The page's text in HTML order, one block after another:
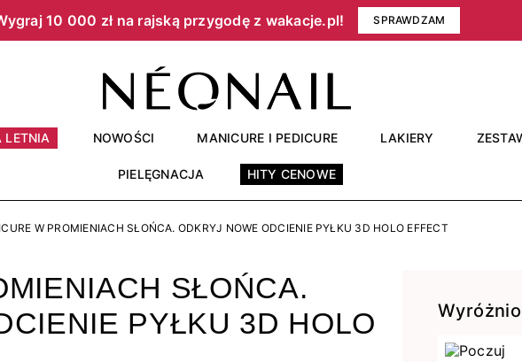
10 000 zł na rajską przygodę z wakacje.pl!​ SPRAWDZAM
LETNIA NOWOŚCI MANICURE I PEDICURE LAKIERY
PIELĘGNACJA HITY CENOWE
W PROMIENIACH SŁOŃCA. ODKRYJ NOWE ODCIENIE PYŁKU 3D HOLO EFFECT
SŁOŃCA.
PYŁKU 3D HOLO